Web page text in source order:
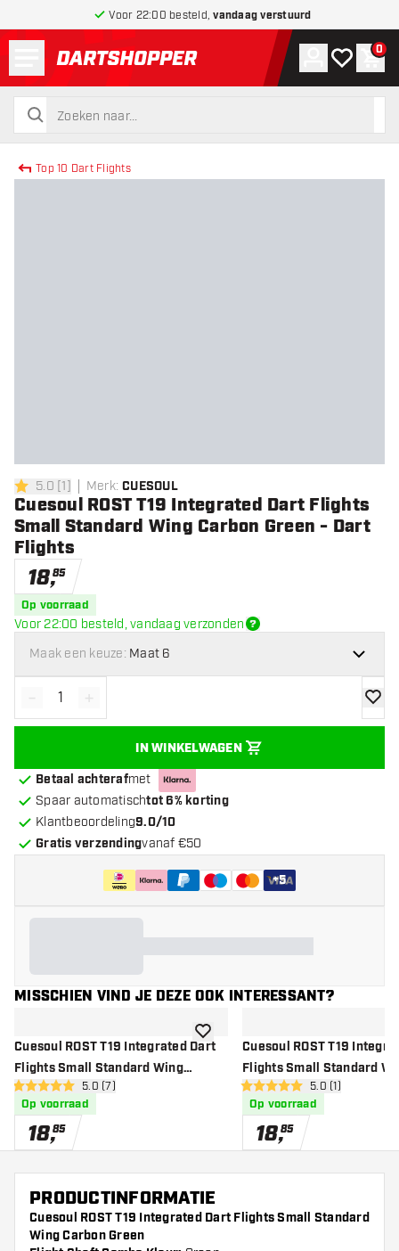
Voor 22:00 besteld,vandaag verstuurd
terug naar home pagina
zoeken
zoeken
Account
Mijn 0
Top 10 Dart Flights
5 score sterren
5.0 [1] Merk: CUESOUL
Cuesoul ROST T19 Integrated Dart Flights
Small Standard Wing Carbon Green - Dart
Flights
18,85
Op voorraad
Voor 22:00 besteld, vandaag verzonden
Maak een keuze: Maat 6
Verminder hoeveelheid
- Verhoog hoeveelheid
+
IN WINKELWAGEN
Betaal achterafmet
Spaar automatischtot 6% korting
Klantbeoordeling9.0/10
Gratis verzendingvanaf €50
+5
MISSCHIEN VIND JE DEZE OOK INTERESSANT?
Cuesoul ROST T19 Integrated Dart
Flights Small Standard Wing
Carbon Red - Dart Flights
open reviews drawer
5 score sterren5.0 (7)
Op voorraad
18,85
toevoegen aan verlanglijst
Cuesoul ROST T19
Flights Small Standard
Carbon Purple - Dart
open reviews
5 score sterren5.0 (1)
Op voorraad
18,85
PRODUCTINFORMATIE
Cuesoul ROST T19 Integrated Dart Flights Small Standard
Wing Carbon Green